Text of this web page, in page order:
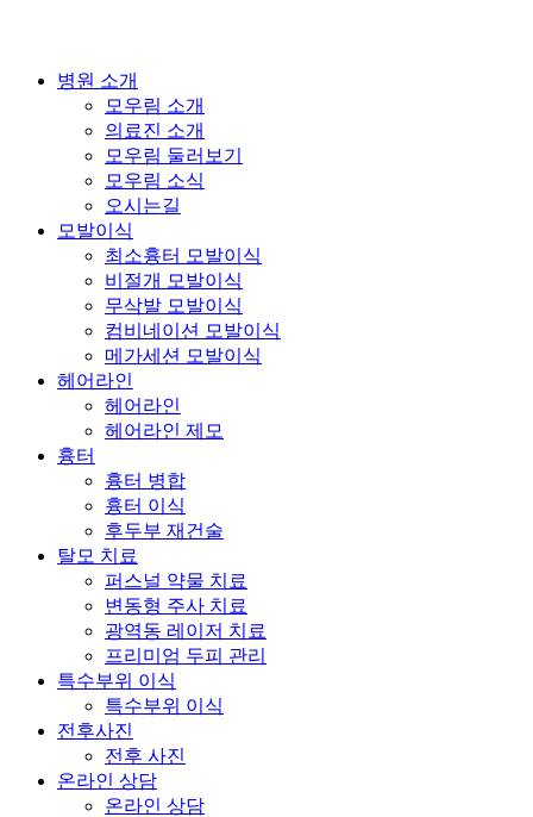
병원 소개
모우림 소개
의료진 소개
모우림 둘러보기
모우림 소식
오시는길
모발이식
최소흉터 모발이식
비절개 모발이식
무삭발 모발이식
컴비네이션 모발이식
메가세션 모발이식
헤어라인
헤어라인
헤어라인 제모
흉터
흉터 병합
흉터 이식
후두부 재건술
탈모 치료
퍼스널 약물 치료
변동형 주사 치료
광역동 레이저 치료
프리미엄 두피 관리
특수부위 이식
특수부위 이식
전후사진
전후 사진
온라인 상담
온라인 상담